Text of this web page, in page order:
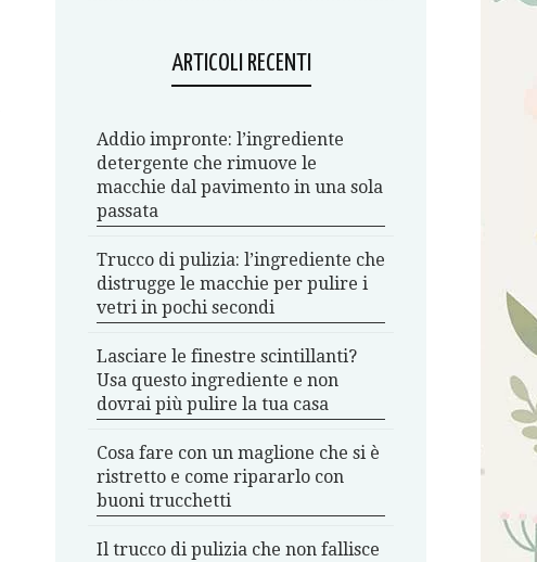
ARTICOLI RECENTI
Addio impronte: l’ingrediente
detergente che rimuove le
macchie dal pavimento in una sola
passata
Trucco di pulizia: l’ingrediente che
distrugge le macchie per pulire i
vetri in pochi secondi
Lasciare le finestre scintillanti?
Usa questo ingrediente e non
dovrai più pulire la tua casa
Cosa fare con un maglione che si è
ristretto e come ripararlo con
buoni trucchetti
Il trucco di pulizia che non fallisce